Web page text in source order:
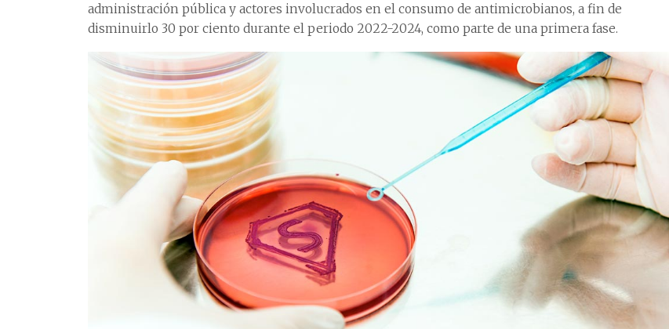
administración pública y actores involucrados en el consumo de antimicrobianos, a fin de
disminuirlo 30 por ciento durante el periodo 2022-2024, como parte de una primera fase.